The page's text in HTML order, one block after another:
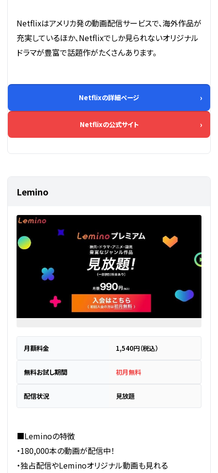
Netflixはアメリカ発の動画配信サービスで、海外作品が
充実しているほか、Netflixでしか見られないオリジナル
ドラマが豊富で話題作がたくさんあります。
Netflixの詳細ページ
Netflixの公式サイト
Lemino
月額料金 1,540円（税込）
無料お試し期間 初月無料
配信状況 見放題
■Leminoの特徴
・180,000本の動画が配信中！
・独占配信やLeminoオリジナル動画も見れる